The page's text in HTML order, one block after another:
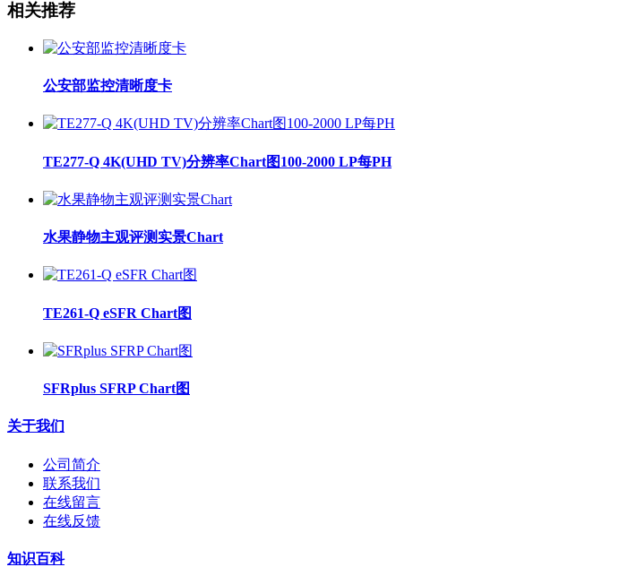
相关推荐
公安部监控清晰度卡
TE277-Q 4K(UHD TV)分辨率Chart图100-2000 LP每PH
水果静物主观评测实景Chart
TE261-Q eSFR Chart图
SFRplus SFRP Chart图
关于我们
公司简介
联系我们
在线留言
在线反馈
知识百科